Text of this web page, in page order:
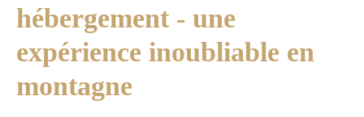
hébergement - une
expérience inoubliable en
montagne